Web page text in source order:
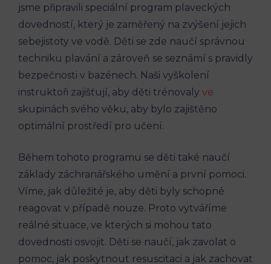
jsme připravili speciální program plaveckých
dovedností, který je zaměřený na zvýšení jejich
sebejistoty ve vodě. Děti se zde naučí správnou
techniku plavání a zároveň se seznámí s pravidly
bezpečnosti v bazénech. Naši vyškolení
instruktoři zajišťují, aby děti trénovaly ve
skupinách svého věku, aby bylo zajištěno
optimální prostředí pro učení.
Během tohoto programu se děti také naučí
základy záchranářského umění a první pomoci.
Víme, jak důležité je, aby děti byly schopné
reagovat v případě nouze. Proto vytváříme
reálné situace, ve kterých si mohou tato
dovednosti osvojit. Děti se naučí, jak zavolat o
pomoc, jak poskytnout resuscitaci a jak zachovat